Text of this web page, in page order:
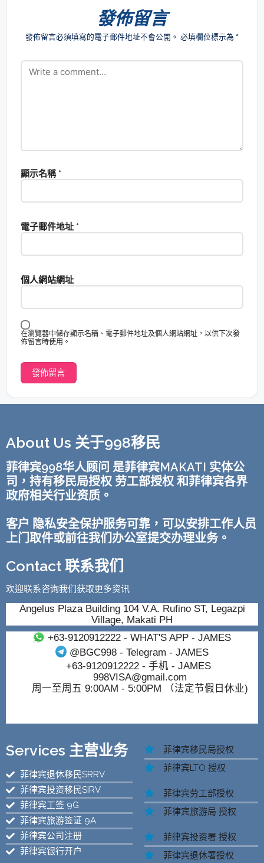
發佈留言
發佈留言必須填寫的電子郵件地址不會公開。 必填欄位標示為 *
顯示名稱 *
電子郵件地址 *
個人網站網址
在瀏覽器中儲存顯示名稱、電子郵件地址及個人網站網址，以供下次發
佈留言時使用。
About Us 关于998移民
菲律宾998华人顾问 是菲律宾MAKATI 实体公
司，持有移民局授权 劳工部授权 和菲律宾各界
政府相关行业资质。
客户 隐私安全保护服务可靠，可以安排工作人员
上门取件或前往我们办公室提交办理业务。
Contact 联系我们
欢迎联系咨询我们获取更多资讯
Angelus Plaza Building 104 V.A. Rufino ST, Legazpi
Village, Makati PH
+63-9120912222- WHAT'S APP - JAMES
@BGC998 - Telegram - JAMES
+63-9120912222- 手机 - JAMES
998VISA@gmail.com
周一至周五 9:00AM - 5:00PM （法定节假日休业)
Services 主营业务
菲律宾退休移民SRRV
菲律宾投资移民SIRV
菲律宾工签 9G
菲律宾旅游签证 9A
菲律宾公司注册
菲律宾银行开户
菲律宾移民局授权
菲律宾LTO 授权
菲律宾劳工部授权
菲律宾旅游局 授权
菲律宾投资署 授权
菲律宾退休署授权